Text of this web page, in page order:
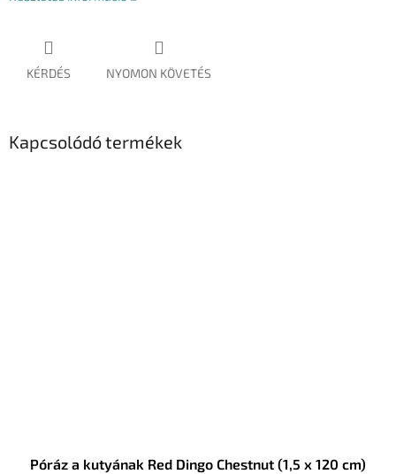
KÉRDÉS NYOMON KÖVETÉS
Kapcsolódó termékek
Póráz a kutyának Red Dingo Chestnut (1,5 x 120 cm)